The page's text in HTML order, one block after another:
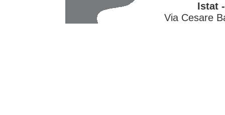
Istat
Via Cesare